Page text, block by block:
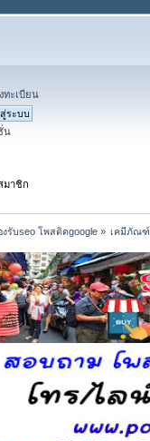
ทะเบียน
น
มาชิก
รับseo โพสติดgoogle» เคมีภัณฑ์